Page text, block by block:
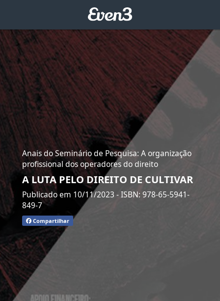
Anais do Seminário de Pesquisa: A organização
profissional dos operadores do direito
A LUTA PELO DIREITO DE CULTIVAR
Publicado em 10/11/2023 - ISBN: 978-65-5941-
849-7
Compartilhar